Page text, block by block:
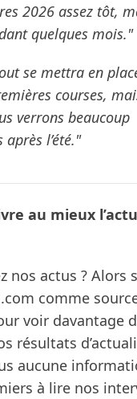
2026 assez tôt,
quelques mois."
se mettra en
courses,
verrons beaucoup
après l’été."
au mieux
nos actus ? Alors
comme
voir davantage
résultats
aucune
à lire nos